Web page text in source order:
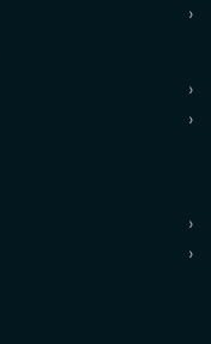
›
›
›
›
›